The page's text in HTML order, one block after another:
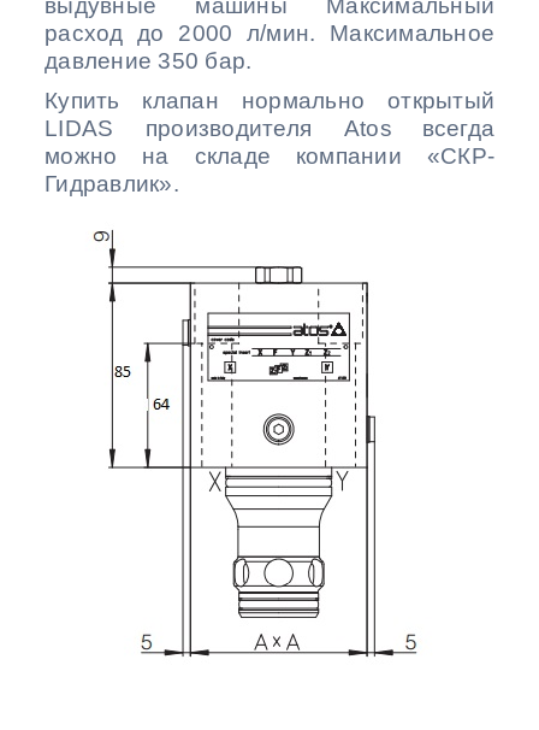
выдувные машины Максимальный
расход до 2000 л/мин. Максимальное
давление 350 бар.
Купить клапан нормально открытый
LIDAS производителя Atos
всегда
можно на складе компании «СКР-
Гидравлик».